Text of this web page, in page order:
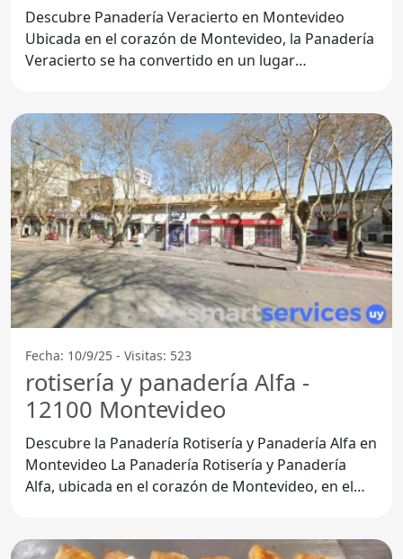
Descubre Panadería Veracierto en Montevideo
Ubicada en el corazón de Montevideo, la Panadería
Veracierto se ha convertido en un lugar
Fecha: 10/9/25 - Visitas: 523
rotisería y panadería Alfa -
12100 Montevideo
Descubre la Panadería Rotisería y Panadería Alfa en
Montevideo La Panadería Rotisería y Panadería
Alfa, ubicada en el corazón de Montevideo, en el